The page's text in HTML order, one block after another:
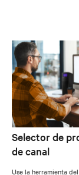
Selector de
de canal
Use la herramienta